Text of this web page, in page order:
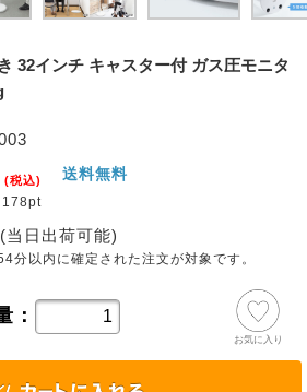
32インチ キャスター付 ガス圧モニタ
(税込)
178pt
送料無料
(当日出荷可能)
分 以内に確定された注文が対象です。
：
お気に入り